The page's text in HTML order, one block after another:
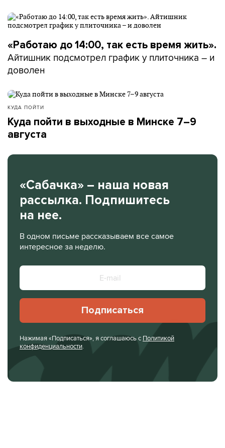
«Работаю до 14:00, так есть время жить».
Айтишник подсмотрел график у плиточника – и
доволен
КУДА ПОЙТИ
Куда пойти в выходные в Минске 7–9
августа
«Сабачка» – наша новая
рассылка. Подпишитесь
на нее.
В одном письме рассказываем все самое
интересное за неделю.
Подписаться
Нажимая «Подписаться», я соглашаюсь с Политикой
конфиденциальности.